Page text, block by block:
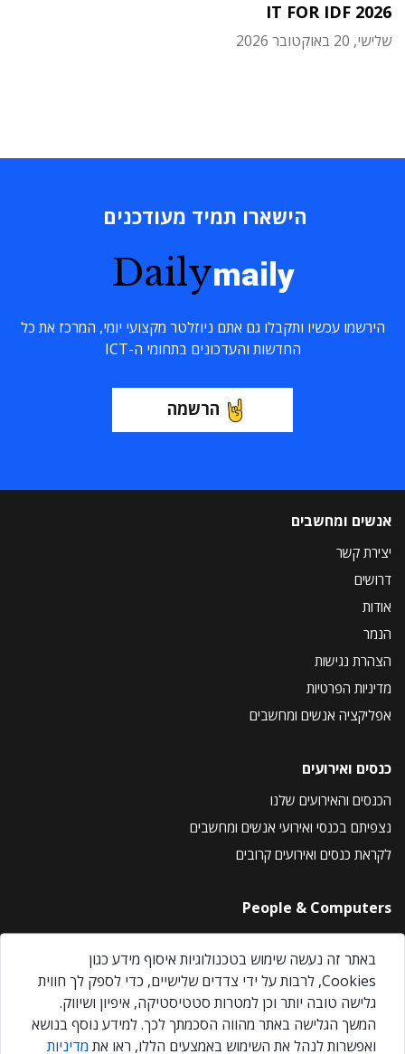
IT FOR IDF 2026
שלישי, 20 באוקטובר 2026
הישארו תמיד מעודכנים
Dailymaily
הירשמו עכשיו ותקבלו גם אתם ניוזלטר מקצועי יומי, המרכז את כל
החדשות והעדכונים בתחומי ה-ICT
הרשמה
אנשים ומחשבים
יצירת קשר
דרושים
אודות
הנמר
הצהרת נגישות
מדיניות הפרטיות
אפליקציה אנשים ומחשבים
כנסים ואירועים
הכנסים והאירועים שלנו
נצפיתם בכנסי ואירועי אנשים ומחשבים
לקראת כנסים ואירועים קרובים
People & Computers
About Us
Privacy Policy
Contact Us
Our Events
באתר זה נעשה שימוש בטכנולוגיות איסוף מידע כגון
Cookies, לרבות על ידי צדדים שלישיים, כדי לספק לך חווית
גלישה טובה יותר וכן למטרות סטטיסטיקה, איפיון ושיווק.
המשך הגלישה באתר מהווה הסכמתך לכך. למידע נוסף בנושא
ואפשרות לנהל את השימוש באמצעים הללו, ראו את מדיניות